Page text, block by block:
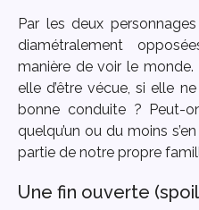
Par les deux
diamétralement
manière de voir le
elle d’être vécue, si elle
bonne conduite ? Peut-
quelqu’un ou du moins
partie de notre propre
Une fin ouverte